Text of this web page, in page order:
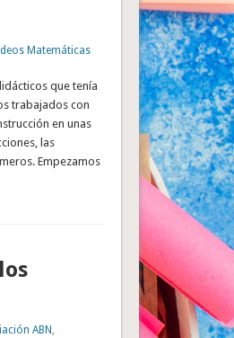
Matemáticas
que tenía
trabajados con
en unas
las
Empezamos
ABN ,